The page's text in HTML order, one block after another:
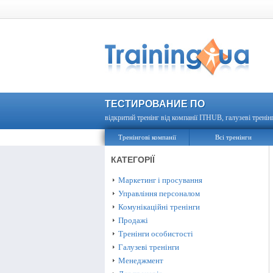
ТЕСТИРОВАНИЕ ПО
відкритий тренінг від компанії ITHUB, галузеві
Тренінгові компанії Всі тренінги
КАТЕГОРІЇ
Маркетинг і просування
Управління персоналом
Комунікаційні тренінги
Продажі
Тренінги особистості
Галузеві тренінги
Менеджмент